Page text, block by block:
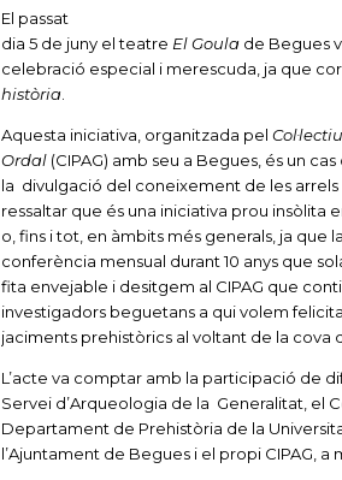
El passat
dia 5 de juny el teatre El Goula de Begues
celebració especial i merescuda, ja que
història
Aquesta iniciativa, organitzada pel
Ordal (CIPAG) amb seu a Begues, és un
la divulgació del coneixement de les
ressaltar que és una iniciativa prou
o, fins i tot, en àmbits més generals, ja
conferència mensual durant 10 anys que
fita envejable i desitgem al CIPAG que
investigadors beguetans a qui volem
jaciments prehistòrics al voltant de la cova
L’acte va comptar amb la participació de
Servei d’Arqueologia de la Generalitat, el
Departament de Prehistòria de la
l’Ajuntament de Begues i el propi CIPAG, a